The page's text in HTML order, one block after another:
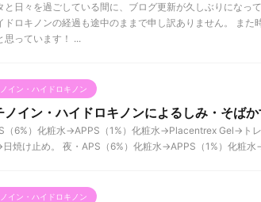
と日々を過ごしている間に、ブログ更新が久しぶりになっ
ドロキノンの経過も途中のままで申し訳ありません。 また
思っています！ ...
ノイン・ハイドロキノン
ノイン・ハイドロキノンによるしみ・そば
（6%）化粧水→APPS（1%）化粧水→Placentrex Gel→ト
焼け止め。 夜・APS（6%）化粧水→APPS（1%）化粧
ノイン・ハイドロキノン